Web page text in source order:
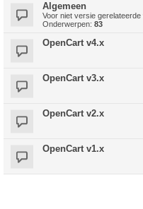
Algemeen
Voor niet versie
Onderwerpen: 83
OpenCart v4.x
OpenCart v3.x
OpenCart v2.x
OpenCart v1.x